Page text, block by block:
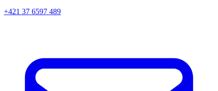
+421 37 6597 489